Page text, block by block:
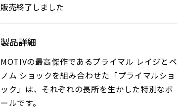
販売終了しました
製品詳細
MOTIVの最高傑作であるプライマル レイジとベ
ノム ショックを組み合わせた「プライマルショ
ック」は、それぞれの長所を生かした特別なボ
ールです。